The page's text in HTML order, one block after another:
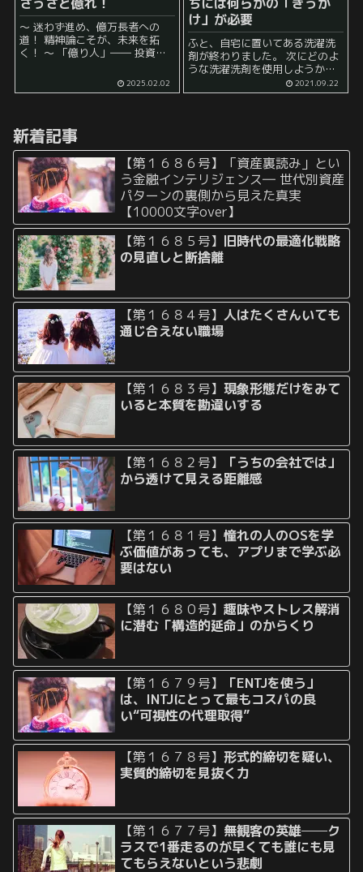
～ 迷わず進め、億万長者への
道！ 精神論こそが、未来を拓
く！ ～ 「億り人」―― 投資や
いた人々を指す、この言葉。 現
代社会において、経済的自由を
2025.02.02
け」が必要
ふと、自宅に置いてある洗濯洗
剤が終わりました。 次にどのよ
うな洗濯洗剤を使用しようかと
今は考えています。 具体的には
今まで使用していた粉末ではな
2021.09.22
新着記事
【第１６８６号】「資産裏読み」とい
う金融インテリジェンス― 世代別資産
パターンの裏側から見えた真実
【10000文字over】
【第１６８５号】 旧時代の最適化戦略
の見直しと断捨離
【第１６８４号】人はたくさんいても
通じ合えない職場
【第１６８３号】現象形態だけをみて
いると本質を勘違いする
【第１６８２号】
「うちの会社では」
から透けて見える距離感
【第１６８１号】憧れの人のOSを学
ぶ価値があっても、アプリまで学ぶ必
要はない
【第１６８０号】趣味やストレス解消
に潜む「構造的延命」のからくり
【第１６７９号】
「ENTJを使う」
は、INTJにとって最もコスパの良
い“可視性の代理取得”
【第１６７８号】形式的締切を疑い、
実質的締切を見抜く力
【第１６７７号】 無観客の英雄──ク
ラスで1番走るのが早くても誰にも見
てもらえないという悲劇